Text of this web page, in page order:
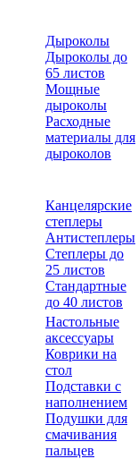
Дыроколы
Дыроколы до
65 листов
Мощные
дыроколы
Расходные
материалы для
дыроколов
Канцелярские
степлеры
Антистеплеры
Степлеры до
25 листов
Стандартные
до 40 листов
Настольные
аксессуары
Коврики на
стол
Подставки с
наполнением
Подушки для
смачивания
пальцев